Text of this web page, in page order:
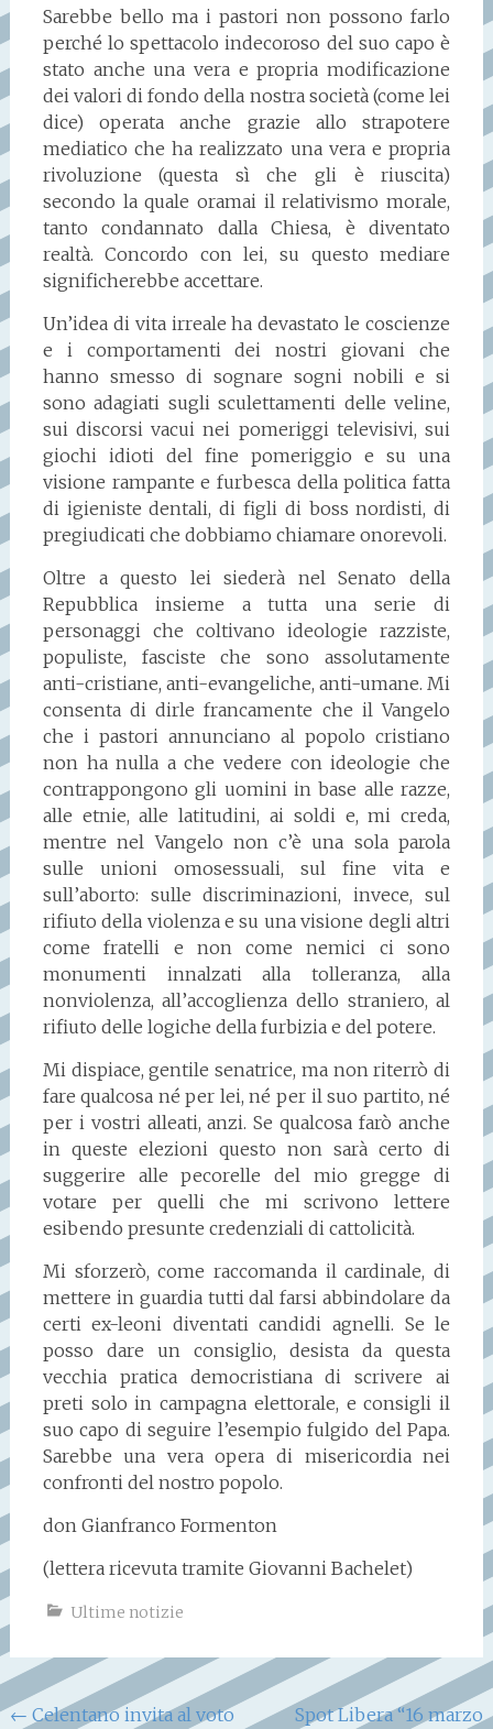
Sarebbe bello ma i pastori non possono farlo
perché lo spettacolo indecoroso del suo capo è
stato anche una vera e propria modificazione
dei valori di fondo della nostra società (come lei
dice) operata anche grazie allo strapotere
mediatico che ha realizzato una vera e propria
rivoluzione (questa sì che gli è riuscita)
secondo la quale oramai il relativismo morale,
tanto condannato dalla Chiesa, è diventato
realtà. Concordo con lei, su questo mediare
significherebbe accettare.
Un’idea di vita irreale ha devastato le coscienze
e i comportamenti dei nostri giovani che
hanno smesso di sognare sogni nobili e si
sono adagiati sugli sculettamenti delle veline,
sui discorsi vacui nei pomeriggi televisivi, sui
giochi idioti del fine pomeriggio e su una
visione rampante e furbesca della politica fatta
di igieniste dentali, di figli di boss nordisti, di
pregiudicati che dobbiamo chiamare onorevoli.
Oltre a questo lei siederà nel Senato della
Repubblica insieme a tutta una serie di
personaggi che coltivano ideologie razziste,
populiste, fasciste che sono assolutamente
anti-cristiane, anti-evangeliche, anti-umane. Mi
consenta di dirle francamente che il Vangelo
che i pastori annunciano al popolo cristiano
non ha nulla a che vedere con ideologie che
contrappongono gli uomini in base alle razze,
alle etnie, alle latitudini, ai soldi e, mi creda,
mentre nel Vangelo non c’è una sola parola
sulle unioni omosessuali, sul fine vita e
sull’aborto: sulle discriminazioni, invece, sul
rifiuto della violenza e su una visione degli altri
come fratelli e non come nemici ci sono
monumenti innalzati alla tolleranza, alla
nonviolenza, all’accoglienza dello straniero, al
rifiuto delle logiche della furbizia e del potere.
Mi dispiace, gentile senatrice, ma non riterrò di
fare qualcosa né per lei, né per il suo partito, né
per i vostri alleati, anzi. Se qualcosa farò anche
in queste elezioni questo non sarà certo di
suggerire alle pecorelle del mio gregge di
votare per quelli che mi scrivono lettere
esibendo presunte credenziali di cattolicità.
Mi sforzerò, come raccomanda il cardinale, di
mettere in guardia tutti dal farsi abbindolare da
certi ex-leoni diventati candidi agnelli. Se le
posso dare un consiglio, desista da questa
vecchia pratica democristiana di scrivere ai
preti solo in campagna elettorale, e consigli il
suo capo di seguire l’esempio fulgido del Papa.
Sarebbe una vera opera di misericordia nei
confronti del nostro popolo.
don Gianfranco Formenton
(lettera ricevuta tramite Giovanni Bachelet)
Ultime notizie
Navigazione
← Celentano invita al voto Spot Libera “16 marzo